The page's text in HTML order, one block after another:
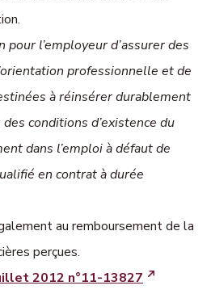
pour l’employeur d’assurer des
professionnelle et de
à réinsérer durablement
conditions d’existence du
dans l’emploi à défaut de
en contrat à durée
au remboursement de la
perçues.
2012 n°11-13827